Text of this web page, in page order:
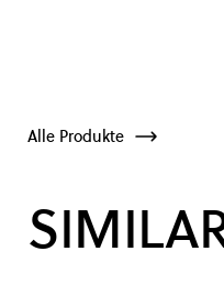
Alle Produkte